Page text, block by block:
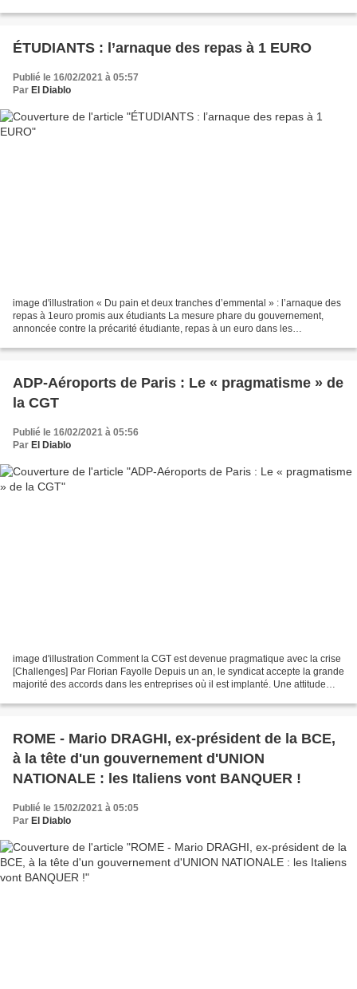
ÉTUDIANTS : l’arnaque des repas à 1 EURO
Publié le 16/02/2021 à 05:57
Par El Diablo
image d'illustration « Du pain et deux tranches d’emmental » : l’arnaque des
repas à 1euro promis aux étudiants La mesure phare du gouvernement,
annoncée contre la précarité étudiante, repas à un euro dans les
ADP-Aéroports de Paris : Le « pragmatisme » de
la CGT
Publié le 16/02/2021 à 05:56
Par El Diablo
image d'illustration Comment la CGT est devenue pragmatique avec la crise
[Challenges] Par Florian Fayolle Depuis un an, le syndicat accepte la grande
majorité des accords dans les entreprises où il est implanté. Une attitude
ROME - Mario DRAGHI, ex-président de la BCE,
à la tête d'un gouvernement d'UNION
NATIONALE : les Italiens vont BANQUER !
Publié le 15/02/2021 à 05:05
Par El Diablo